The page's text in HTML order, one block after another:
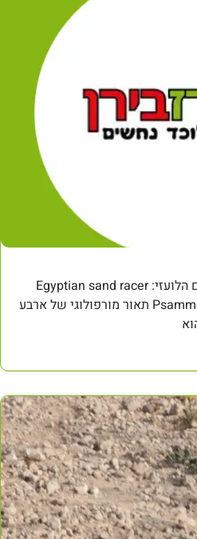
שם עברי: ארבע קו מצרי השם הלועזי: Egyptian sand racer
ושם מדעי: Psammophis aegyptius תאור מורפולוגי של ארבע